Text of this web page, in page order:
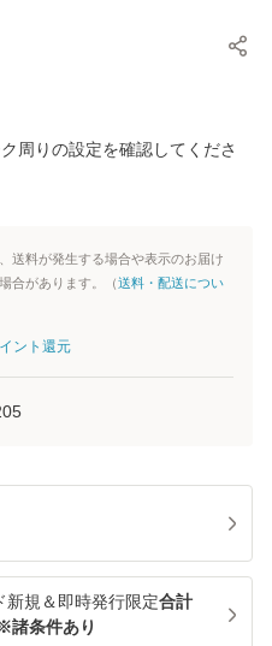
周りの設定を確認してくださ
送料が発生する場合や表示のお届け
合があります。（送料・配送につい
ント還元
新規＆即時発行限定合計
諸条件あり